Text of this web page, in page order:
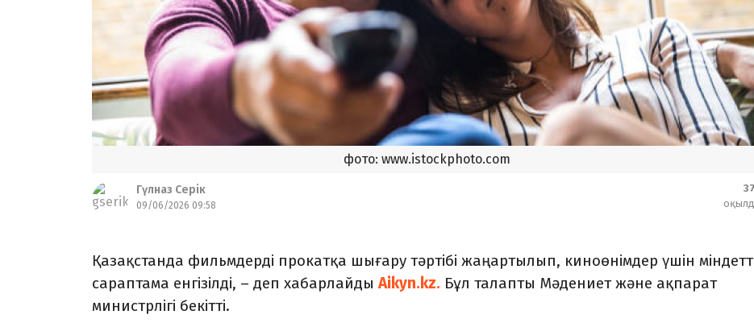
фото: www.istockphoto.com
Гүлназ Серік
09/06/2026 09:58
Қазақстанда фильмдерді прокатқа шығару тәртібі жаңартылып, киноөнімдер үшін
сараптама енгізілді, – деп хабарлайдыAikyn.kz. Бұл талапты Мәдениет және ақпарат
министрлігі бекітті.